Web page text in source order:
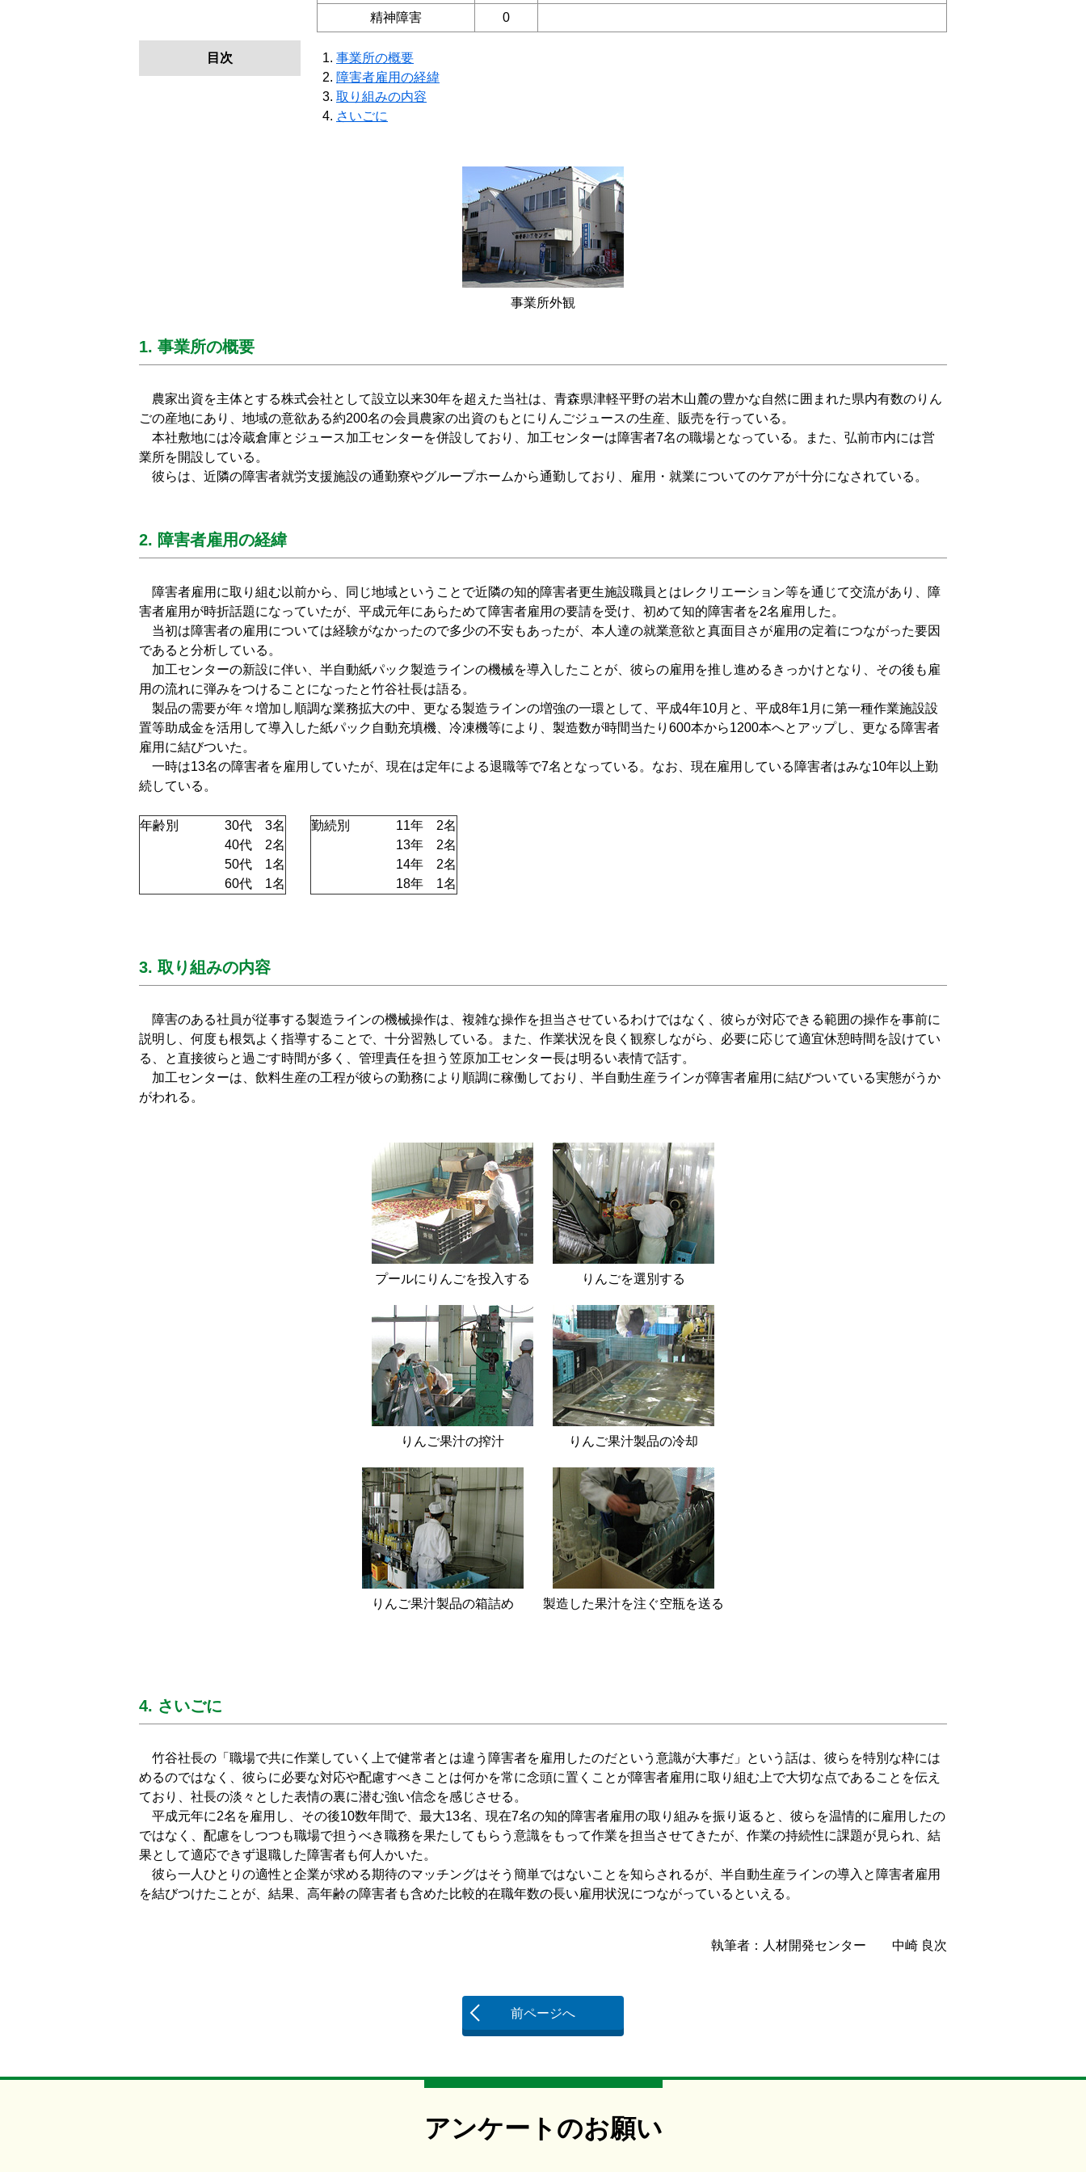
精神障害 0
目次
事業所の概要
障害者雇用の経緯
取り組みの内容
さいごに
事業所外観
1. 事業所の概要
農家出資を主体とする株式会社として設立以来30年を超えた当社は、青森県津軽平野の岩木山麓の豊かな自然に囲まれた県内有数のりん
ごの産地にあり、地域の意欲ある約200名の会員農家の出資のもとにりんごジュースの生産、販売を行っている。
本社敷地には冷蔵倉庫とジュース加工センターを併設しており、加工センターは障害者7名の職場となっている。また、弘前市内には営
業所を開設している。
彼らは、近隣の障害者就労支援施設の通勤寮やグループホームから通勤しており、雇用・就業についてのケアが十分になされている。
2. 障害者雇用の経緯
障害者雇用に取り組む以前から、同じ地域ということで近隣の知的障害者更生施設職員とはレクリエーション等を通じて交流があり、障
害者雇用が時折話題になっていたが、平成元年にあらためて障害者雇用の要請を受け、初めて知的障害者を2名雇用した。
当初は障害者の雇用については経験がなかったので多少の不安もあったが、本人達の就業意欲と真面目さが雇用の定着につながった要因
であると分析している。
加工センターの新設に伴い、半自動紙パック製造ラインの機械を導入したことが、彼らの雇用を推し進めるきっかけとなり、その後も雇
用の流れに弾みをつけることになったと竹谷社長は語る。
製品の需要が年々増加し順調な業務拡大の中、更なる製造ラインの増強の一環として、平成4年10月と、平成8年1月に第一種作業施設設
置等助成金を活用して導入した紙パック自動充填機、冷凍機等により、製造数が時間当たり600本から1200本へとアップし、更なる障害者
雇用に結びついた。
一時は13名の障害者を雇用していたが、現在は定年による退職等で7名となっている。なお、現在雇用している障害者はみな10年以上勤
続している。
年齢別
30代 3名
40代 2名
50代 1名
60代 1名
勤続別
11年 2名
13年 2名
14年 2名
18年 1名
3. 取り組みの内容
障害のある社員が従事する製造ラインの機械操作は、複雑な操作を担当させているわけではなく、彼らが対応できる範囲の操作を事前に
説明し、何度も根気よく指導することで、十分習熟している。また、作業状況を良く観察しながら、必要に応じて適宜休憩時間を設けてい
る、と直接彼らと過ごす時間が多く、管理責任を担う笠原加工センター長は明るい表情で話す。
加工センターは、飲料生産の工程が彼らの勤務により順調に稼働しており、半自動生産ラインが障害者雇用に結びついている実態がうか
がわれる。
プールにりんごを投入する りんごを選別する
りんご果汁の搾汁 りんご果汁製品の冷却
りんご果汁製品の箱詰め 製造した果汁を注ぐ空瓶を送る
4. さいごに
竹谷社長の「職場で共に作業していく上で健常者とは違う障害者を雇用したのだという意識が大事だ」という話は、彼らを特別な枠には
めるのではなく、彼らに必要な対応や配慮すべきことは何かを常に念頭に置くことが障害者雇用に取り組む上で大切な点であることを伝え
ており、社長の淡々とした表情の裏に潜む強い信念を感じさせる。
平成元年に2名を雇用し、その後10数年間で、最大13名、現在7名の知的障害者雇用の取り組みを振り返ると、彼らを温情的に雇用したの
ではなく、配慮をしつつも職場で担うべき職務を果たしてもらう意識をもって作業を担当させてきたが、作業の持続性に課題が見られ、結
果として適応できず退職した障害者も何人かいた。
彼ら一人ひとりの適性と企業が求める期待のマッチングはそう簡単ではないことを知らされるが、半自動生産ラインの導入と障害者雇用
を結びつけたことが、結果、高年齢の障害者も含めた比較的在職年数の長い雇用状況につながっているといえる。
執筆者：人材開発センター 中崎 良次
前ページへ
アンケートのお願い